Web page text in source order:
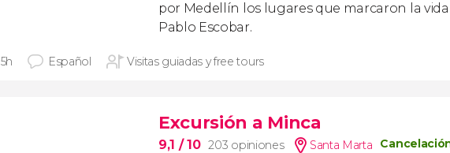
por Medellín los lugares que marcaron la
Pablo Escobar.
Español Visitas guiadas y free tours
Excursión a Minca
9,1 / 10 203 opiniones Santa Marta